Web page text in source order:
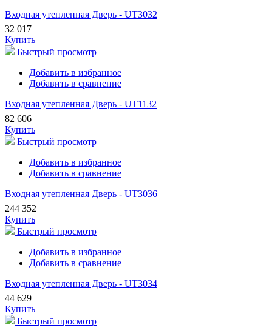
Входная утепленная Дверь - UT3032
32 017
Купить
Быстрый просмотр
Добавить в избранное
Добавить в сравнение
Входная утепленная Дверь - UT1132
82 606
Купить
Быстрый просмотр
Добавить в избранное
Добавить в сравнение
Входная утепленная Дверь - UT3036
244 352
Купить
Быстрый просмотр
Добавить в избранное
Добавить в сравнение
Входная утепленная Дверь - UT3034
44 629
Купить
Быстрый просмотр